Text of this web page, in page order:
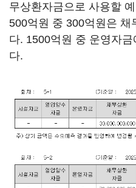
무상환자금으로 사용할
500억원 중 300억원은 채
다. 1500억원 중 운영자
다.